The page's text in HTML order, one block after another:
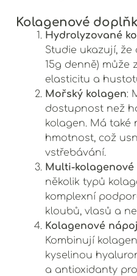
Kolagenové
Hydrolyzované
Studie ukazují, že
15g denně) může
elasticitu a
Mořský kolagen:
dostupnost než
kolagen. Má také
hmotnost, což
vstřebávání.
Multi-kolagenové
několik typů
komplexní
kloubů, vlasů a
Kolagenové
Kombinují
kyselinou
a antioxidanty